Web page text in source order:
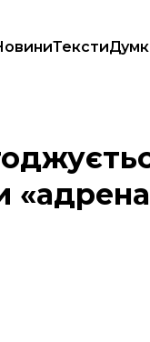
Тексти
росією, щоб відчути